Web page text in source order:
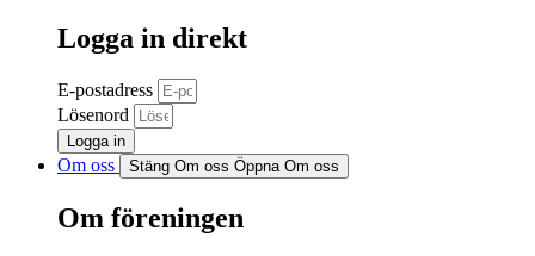
Logga in direkt
E-postadress
Lösenord
Logga in
Om oss Stäng Om oss Öppna Om oss
Om föreningen